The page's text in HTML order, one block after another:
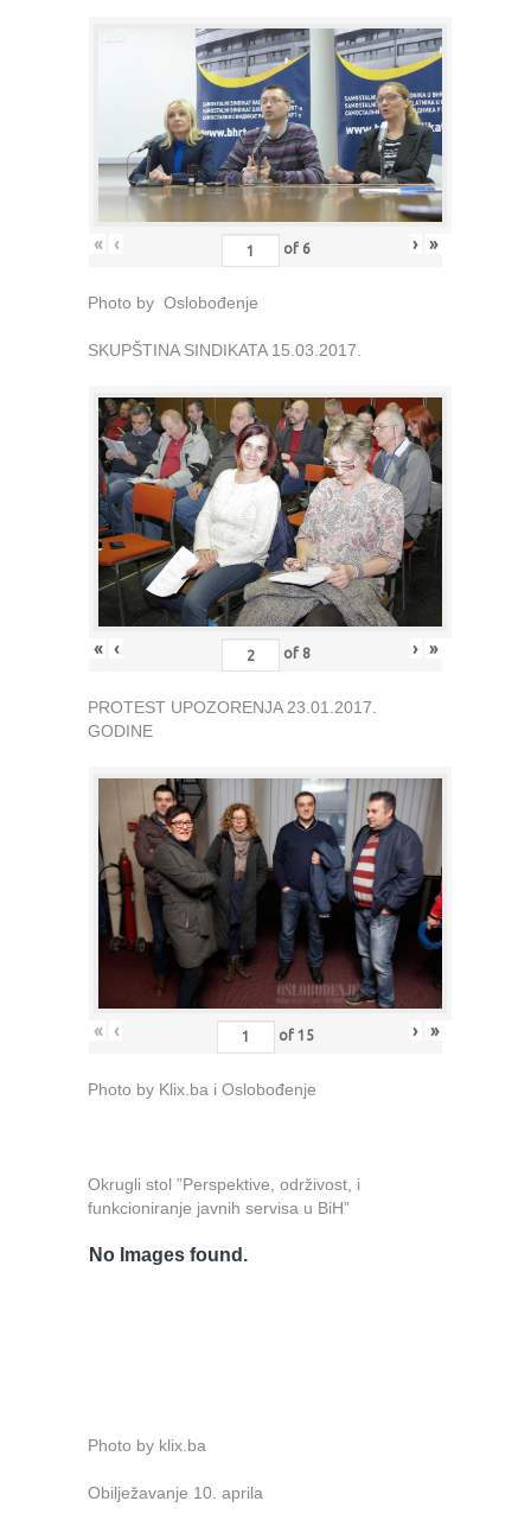
« ‹ of 6 › »
Photo by Oslobođenje
SKUPŠTINA SINDIKATA 15.03.2017.
« ‹ of 8 › »
PROTEST UPOZORENJA 23.01.2017.
GODINE
« ‹ of 15 › »
Photo by Klix.ba i Oslobođenje
Okrugli stol ”Perspektive, održivost, i
funkcioniranje javnih servisa u BiH”
No Images found.
Photo by klix.ba
Obilježavanje 10. aprila